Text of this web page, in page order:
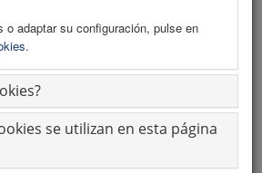
o adaptar su configuración, pulse en
.
se utilizan en esta página